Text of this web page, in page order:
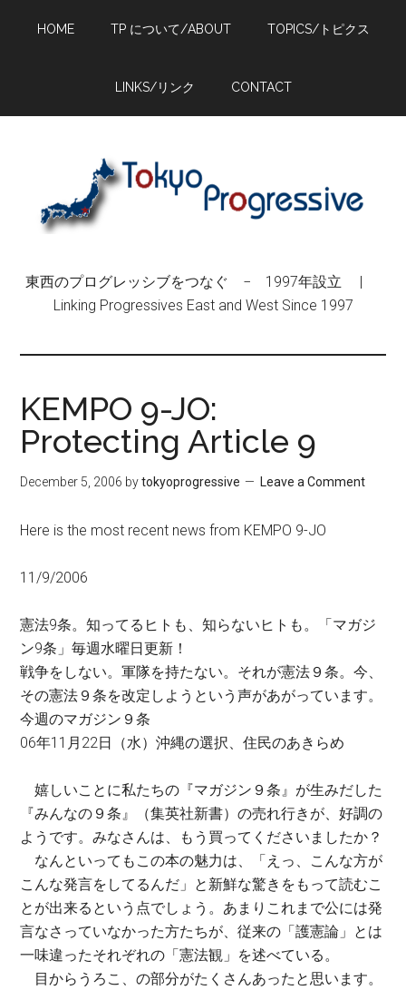
HOME TP について/ABOUT TOPICS/トピクス
LINKS/リンク CONTACT
東西のプログレッシブをつなぐ − 1997年設立 |
Linking Progressives East and West Since 1997
KEMPO 9-JO:
Protecting Article 9
December 5, 2006 bytokyoprogressive Leave a Comment
Here is the most recent news from KEMPO 9-JO
11/9/2006
憲法9条。知ってるヒトも、知らないヒトも。「マガジ
ン9条」毎週水曜日更新！
戦争をしない。軍隊を持たない。それが憲法９条。今、
その憲法９条を改定しようという声があがっています。
今週のマガジン９条
06年11月22日（水）沖縄の選択、住民のあきらめ
嬉しいことに私たちの『マガジン９条』が生みだした
『みんなの９条』（集英社新書）の売れ行きが、好調の
ようです。みなさんは、もう買ってくださいましたか？
なんといってもこの本の魅力は、「えっ、こんな方が
こんな発言をしてるんだ」と新鮮な驚きをもって読むこ
とが出来るという点でしょう。あまりこれまで公には発
言なさっていなかった方たちが、従来の「護憲論」とは
一味違ったそれぞれの「憲法観」を述べている。
目からうろこ、の部分がたくさんあったと思います。